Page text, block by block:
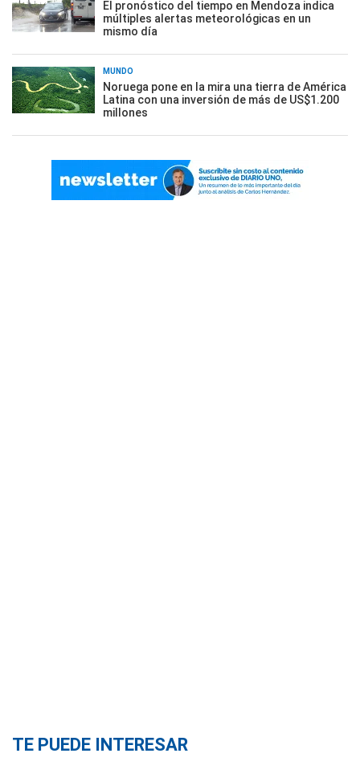
El pronóstico del tiempo en Mendoza indica
múltiples alertas meteorológicas en un
mismo día
MUNDO
Noruega pone en la mira una tierra de América
Latina con una inversión de más de US$1.200
millones
TE PUEDE INTERESAR